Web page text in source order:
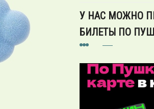
У НАС МОЖНО
БИЛЕТЫ ПО